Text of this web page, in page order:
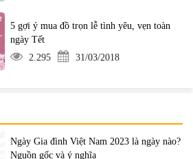
5 gợi ý mua đồ trọn lễ tình yêu, vẹn toàn
ngày Tết
2.295
31/03/2018
Ngày Gia đình Việt Nam 2023 là ngày nào?
Nguồn gốc và ý nghĩa